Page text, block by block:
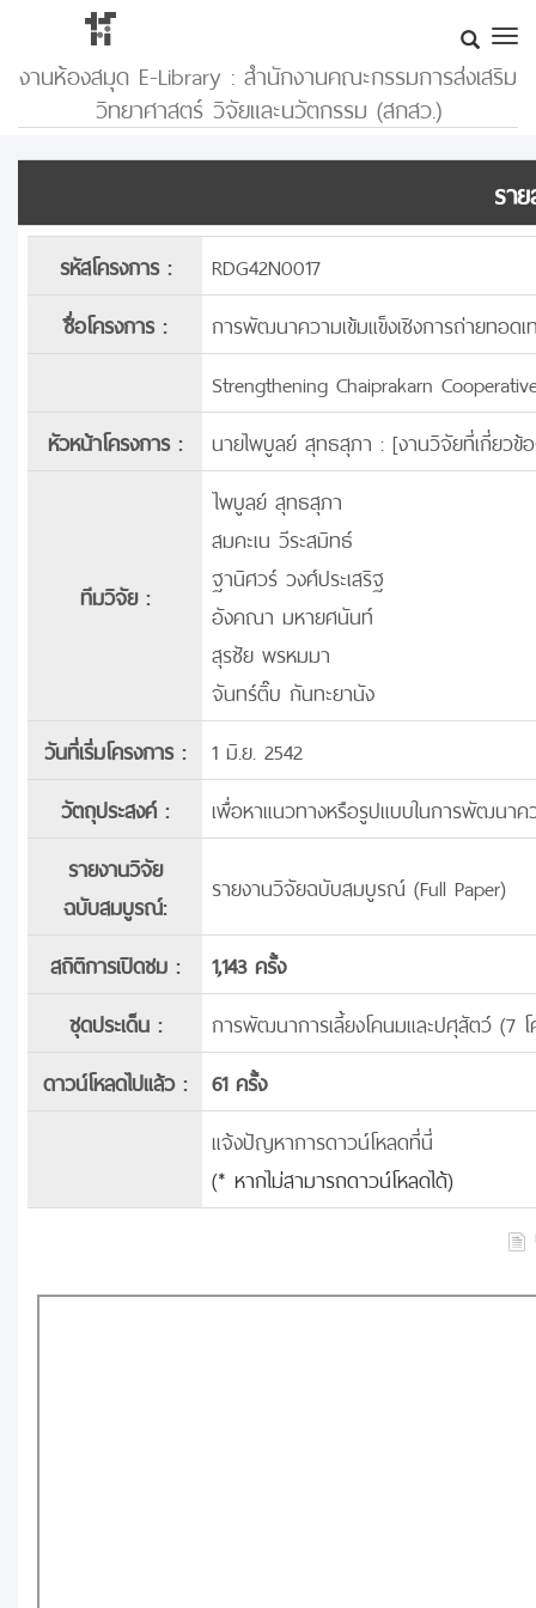
งานห้องสมุด E-Library : สำนักงานคณะกรรมการส่งเสริม
วิทยาศาสตร์ วิจัยและนวัตกรรม (สกสว.)
รา
รหัสโครงการ :
RDG42N0017
ชื่อโครงการ :
การพัฒนาความเข้มแข็งเชิงการถ่ายทอด
Strengthening Chaiprakarn
หัวหน้าโครงการ :
นายไพบูลย์ สุทธสุภา : [งานวิจัยที่เกี่ยว
ทีมวิจัย :
ไพบูลย์ สุทธสุภา
สมคะเน วีระสมิทธ์
ฐานิศวร์ วงศ์ประเสริฐ
อังคณา มหายศนันท์
สุรชัย พรหมมา
จันทร์ติ๊บ กันทะยานัง
วันที่เริ่มโครงการ :
1 มิ.ย. 2542
วัตถุประสงค์ :
เพื่อหาแนวทางหรือรูปแบบในการพัฒนาค
รายงานวิจัย
ฉบับสมบูรณ์:
รายงานวิจัยฉบับสมบูรณ์ (Full Paper)
สถิติการเปิดชม :
1,143 ครั้ง
ชุดประเด็น :
การพัฒนาการเลี้ยงโคนมและปศุสัตว์ (7 โ
ดาวน์โหลดไปแล้ว :
61 ครั้ง
แจ้งปัญหาการดาวน์โหลดที่นี่
(* หากไม่สามารถดาวน์โหลดได้)